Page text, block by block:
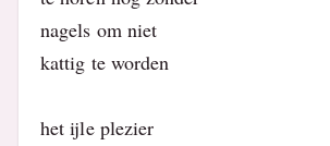
nagels om niet
kattig te worden
het ijle plezier